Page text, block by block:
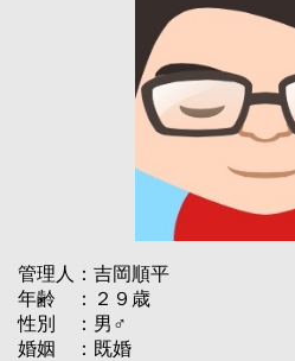
管理人：吉岡順平
年齢 ：２９歳
性別 ：男♂
婚姻 ：既婚